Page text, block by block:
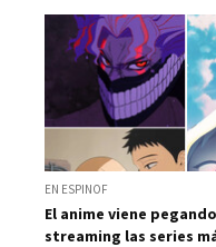
EN ESPINOF
El anime viene
streaming las series